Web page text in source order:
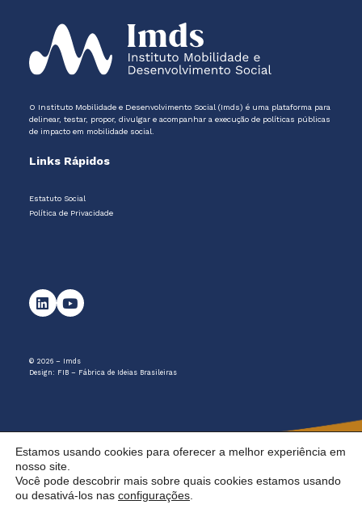
O Instituto Mobilidade e Desenvolvimento Social (Imds) é uma plataforma para
delinear, testar, propor, divulgar e acompanhar a execução de políticas públicas
de impacto em mobilidade social.
Links Rápidos
Estatuto Social
Política de Privacidade
© 2026 – Imds
Design: FIB – Fábrica de Ideias Brasileiras
Estamos usando cookies para oferecer a melhor experiência em
nosso site.
Você pode descobrir mais sobre quais cookies estamos usando
ou desativá-los nas configurações